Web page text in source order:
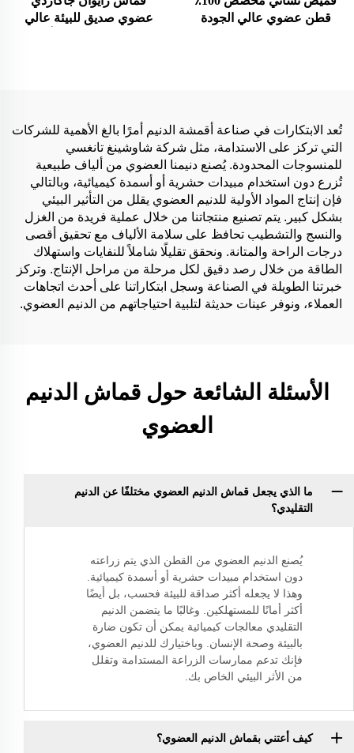
قطن عضوي عالي الجودة
عضوي صديق للبيئة عالي
تُعد الابتكارات في صناعة أقمشة الدنيم أمرًا بالغ الأهمية للشركات
التي تركز على الاستدامة، مثل شركة شاوشينغ تانغسي
للمنسوجات المحدودة. يُصنع دنيمنا العضوي من ألياف طبيعية
تُزرع دون استخدام مبيدات حشرية أو أسمدة كيميائية، وبالتالي
فإن إنتاج المواد الأولية للدنيم العضوي يقلل من التأثير البيئي
بشكل كبير. يتم تصنيع منتجاتنا من خلال عملية فريدة من الغزل
والنسج والتشطيب تحافظ على سلامة الألياف مع تحقيق أقصى
درجات الراحة والمتانة. ونحقق تقليلًا شاملاً للنفايات واستهلاك
الطاقة من خلال رصد دقيق لكل مرحلة من مراحل الإنتاج. وتركز
خبرتنا الطويلة في الصناعة وسجل ابتكاراتنا على أحدث اتجاهات
العملاء، ونوفر عينات حديثة لتلبية احتياجاتهم من الدنيم العضوي.
الأسئلة الشائعة حول قماش الدنيم
العضوي
ما الذي يجعل قماش الدنيم العضوي مختلفًا عن الدنيم
التقليدي؟
يُصنع الدنيم العضوي من القطن الذي يتم زراعته
دون استخدام مبيدات حشرية أو أسمدة كيميائية.
وهذا لا يجعله أكثر صداقة للبيئة فحسب، بل أيضًا
أكثر أمانًا للمستهلكين. وغالبًا ما يتضمن الدنيم
التقليدي معالجات كيميائية يمكن أن تكون ضارة
بالبيئة وصحة الإنسان. وباختيارك للدنيم العضوي،
فإنك تدعم ممارسات الزراعة المستدامة وتقلل
من الأثر البيئي الخاص بك.
كيف أعتني بقماش الدنيم العضوي؟